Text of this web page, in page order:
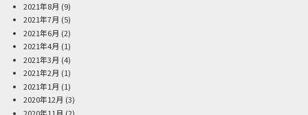
2021年8月 (9)
2021年7月 (5)
2021年6月 (2)
2021年4月 (1)
2021年3月 (4)
2021年2月 (1)
2021年1月 (1)
2020年12月 (3)
2020年11月 (2)